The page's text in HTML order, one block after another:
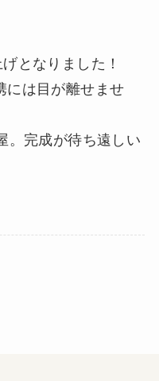
となりました！
には目が離せませ
。完成が待ち遠しい